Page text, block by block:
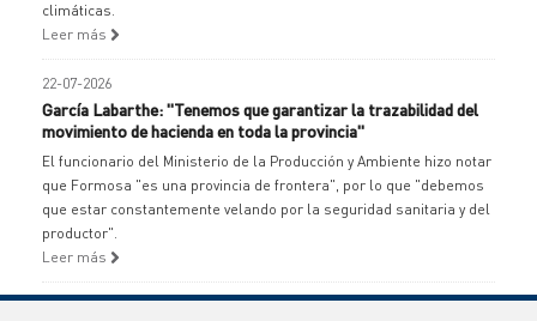
climáticas.
Leer más
22-07-2026
García Labarthe: "Tenemos que garantizar la trazabilidad del
movimiento de hacienda en toda la provincia"
El funcionario del Ministerio de la Producción y Ambiente hizo notar
que Formosa "es una provincia de frontera", por lo que "debemos
que estar constantemente velando por la seguridad sanitaria y del
productor".
Leer más